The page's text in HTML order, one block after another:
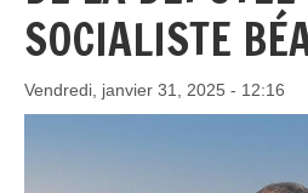
SOCIALISTE
Vendredi, janvier 31, 2025 - 12:16